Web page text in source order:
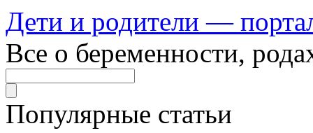
Дети и родители —
Все о беременности,
Популярные статьи